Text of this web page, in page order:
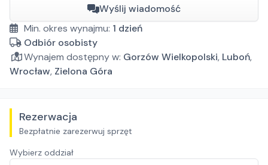
Wyślij wiadomość
Min. okres wynajmu: 1 dzień
Odbiór osobisty
Wynajem dostępny w: Gorzów Wielkopolski, Luboń,
Wrocław, Zielona Góra
Rezerwacja
Bezpłatnie zarezerwuj sprzęt
Wybierz oddział